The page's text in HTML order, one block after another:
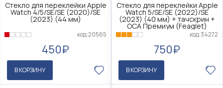
Стекло для переклейки Apple
Watch 4/5/SE/SE (2020)/SE
(2023) (44 мм)
код:20565
450₽
В КОРЗИНУ
Стекло для переклейки Apple
Watch 5/SE/SE (2022)/SE
(2023) (40 мм) + тачскрин +
OCA Премиум (Feaglet)
код:34272
750₽
В КОРЗИНУ